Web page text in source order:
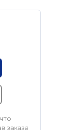
заказа